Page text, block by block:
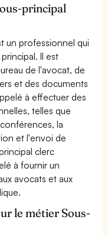
principal
un professionnel qui
Il est
de l'avocat, de
et des documents
à effectuer des
telles que
la
et l'envoi de
clerc
à fournir un
avocats et aux
le métier Sous-